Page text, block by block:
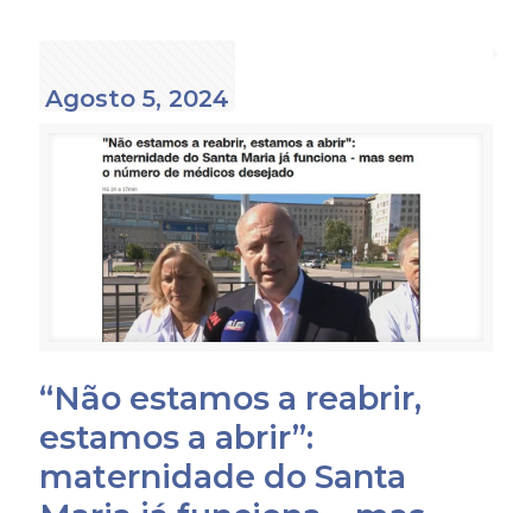
Agosto 5, 2024
“Não estamos a reabrir,
estamos a abrir”:
maternidade do Santa